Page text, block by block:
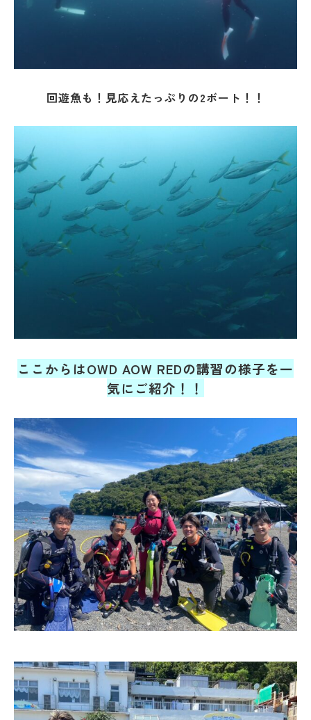
回遊魚も！見応えたっぷりの2ボート！！
ここからはOWD AOW REDの講習の様子を一
気にご紹介！！